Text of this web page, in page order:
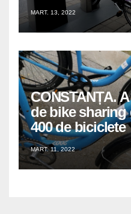
MART. 13, 2022
CONSTANȚA.
de bike sharing
400 de biciclete
MART. 11, 2022